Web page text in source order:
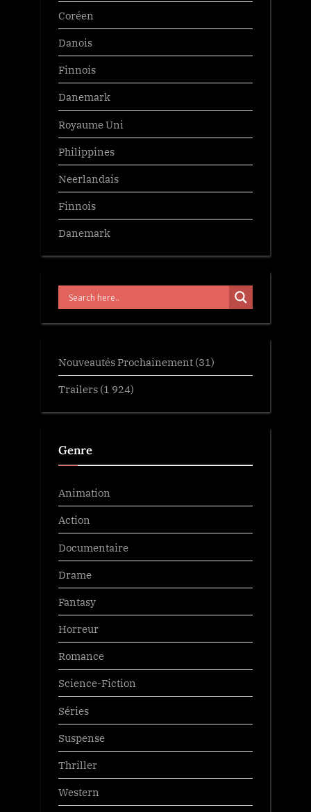
Coréen
Danois
Finnois
Danemark
Royaume Uni
Philippines
Neerlandais
Finnois
Danemark
Nouveautés Prochainement (31)
Trailers (1 924)
Genre
Animation
Action
Documentaire
Drame
Fantasy
Horreur
Romance
Science-Fiction
Séries
Suspense
Thriller
Western